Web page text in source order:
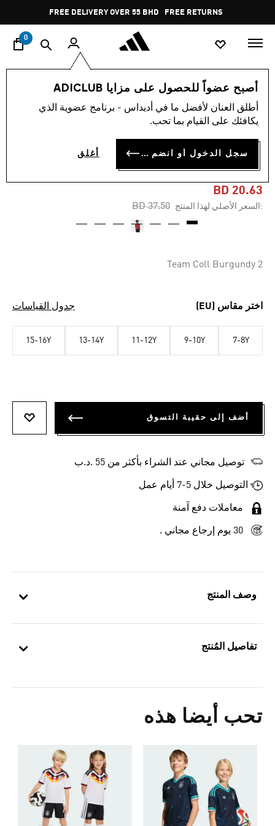
Pause
promotion
rotation
FREE DELIVERY OVER 55 BHD FREE RETURNS
0
أصبح عضواً للحصول على مزايا ADICLUB
أطلق العنان لأفضل ما في أديداس - برنامج عضوية الذي
يكافئك على القيام بما تحب.
سجل الدخول أو انضم الآن أغلق
وصف المنتج
تفاصيل المُنتج
تحب أيضا هذه
الأطفال الملابس
-40%
قميص للأطفال GERMANY 25
(WOMEN'S TEAM) AWAY
BD 20.63
:السعر الأصلي لهذا المنتج Price reduced from
BD 37.50
to
Team Coll Burgundy 2
اختر مقاس (EU) جدول القياسات
7-8Y
9-10Y
11-12Y
13-14Y
15-16Y
أضف إلى حقيبة التسوق
توصيل مجاني عند الشراء بأكثر من 55 .د.ب‎
التوصيل خلال 5-7 أيام عمل
معاملات دفع آمنة